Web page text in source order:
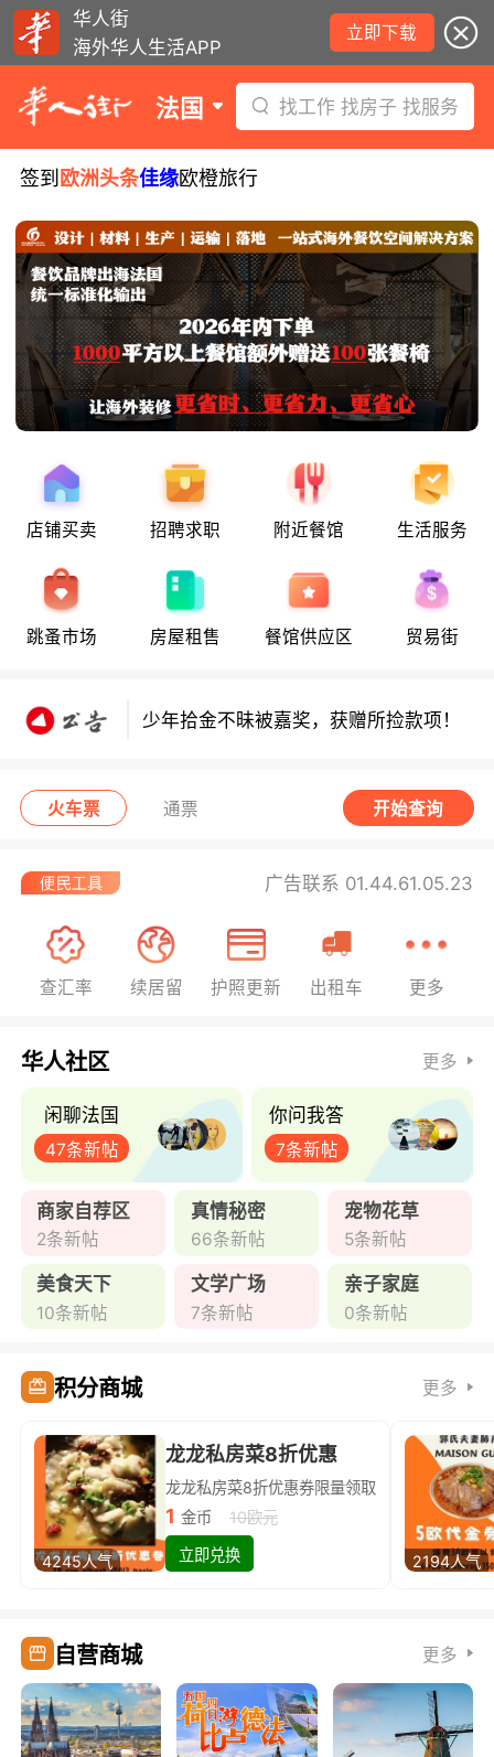
华人街
海外华人生活APP
立即下载
法国 找工作 找房子 找服务
签到 欧洲头条佳缘欧橙旅行
店铺买卖 招聘求职 附近餐馆 生活服务
跳蚤市场 房屋租售 餐馆供应区 贸易街
少年拾金不昧被嘉奖，获赠所捡款项！
西班牙小偷在法行窃被捕！
少年拾金不昧获嘉奖，领走所捡款项！
少年拾金不昧被嘉奖，获赠所捡款项！
西班牙小偷在法行窃被捕！
火车票 通票 开始查询
广告联系 01.44.61.05.23
查汇率 续居留 护照更新 出租车 更多
华人社区 更多
闲聊法国
47条新帖
你问我答
7条新帖
商家自荐区
2条新帖
真情秘密
66条新帖
宠物花草
5条新帖
美食天下
10条新帖
文学广场
7条新帖
亲子家庭
0条新帖
积分商城 更多
4245人气
龙龙私房菜8折优惠
龙龙私房菜8折优惠券限量领取
1 金币
10欧元
立即兑换
2194人气
自营商城 更多